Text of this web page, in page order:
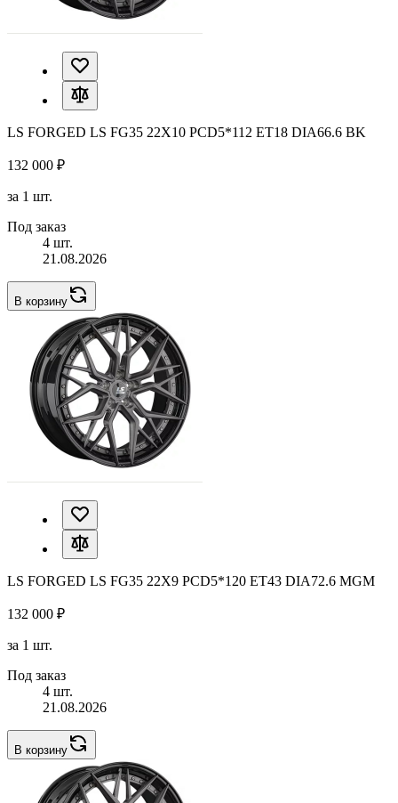
LS FORGED LS FG35 22X10 PCD5*112 ET18 DIA66.6 BK
132 000 ₽
за 1 шт.
Под заказ
4 шт.
21.08.2026
В корзину
LS FORGED LS FG35 22X9 PCD5*120 ET43 DIA72.6 MGM
132 000 ₽
за 1 шт.
Под заказ
4 шт.
21.08.2026
В корзину